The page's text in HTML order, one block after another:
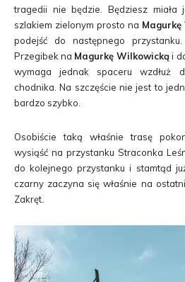
tragedii nie będzie. Będziesz miała
szlakiem zielonym prosto na
podejść do następnego
Przegibek na Magurkę Wilkowickąi
wymaga jednak spaceru wzdłuż
chodnika. Na szczęście nie jest to
bardzo szybko.
Osobiście taką właśnie trasę
wysiąść na przystanku Straconka
do kolejnego przystanku i stamtąd
czarny zaczyna się właśnie na
Zakręt.